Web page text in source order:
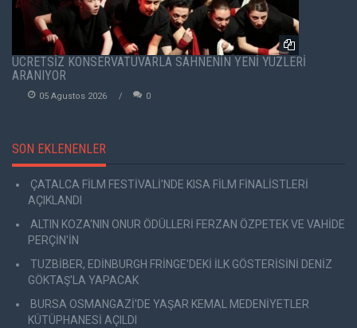
ÜCRETSİZ KONSERVATUVARLA SAHNENİN YENİ YÜZLERİ
ARANIYOR
05 Agustos 2026 0
SON EKLENENLER
ÇATALCA FİLM FESTİVALİ'NDE KISA FİLM FİNALİSTLERİ
AÇIKLANDI
ALTIN KOZA'NIN ONUR ÖDÜLLERİ FERZAN ÖZPETEK VE VAHİDE
PERÇİN'İN
TUZBİBER, EDİNBURGH FRİNGE'DEKİ İLK GÖSTERİSİNİ DENİZ
GÖKTAŞ'LA YAPACAK
BURSA OSMANGAZİ'DE YAŞAR KEMAL MEDENİYETLER
KÜTÜPHANESİ AÇILDI